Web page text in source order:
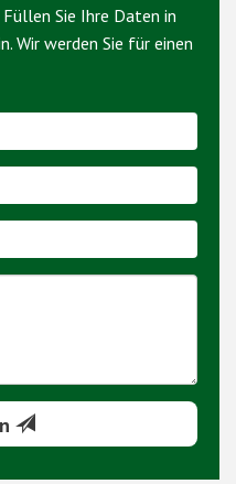
Sie Ihre Daten in
Wir werden Sie für einen